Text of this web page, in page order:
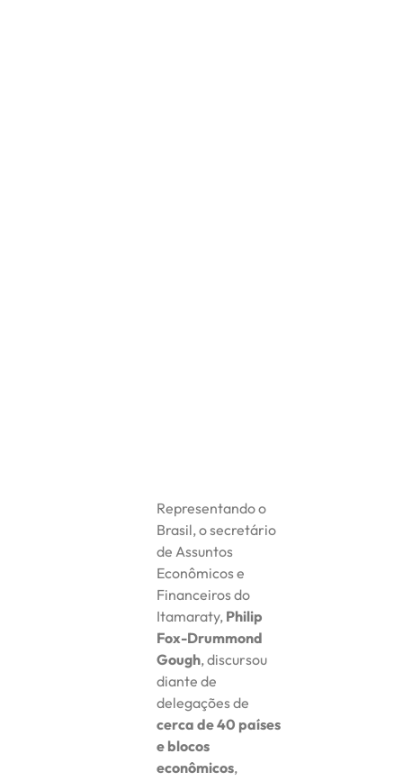
Representando o
Brasil, o secretário
de Assuntos
Econômicos e
Financeiros do
Itamaraty, Philip
Fox-Drummond
Gough, discursou
diante de
delegações de
cerca de 40 países
e blocos
econômicos,